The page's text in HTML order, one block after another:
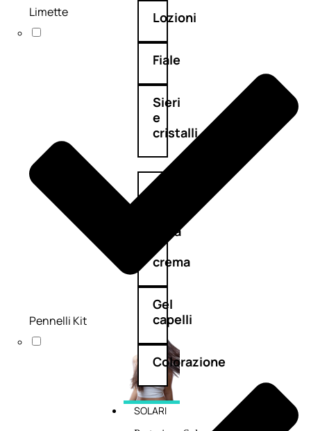
Lozioni
Fiale
Sieri
e
cristalli
Cera
e
crema
Gel
capelli
Colorazione
SOLARI
Limette
Pennelli Kit